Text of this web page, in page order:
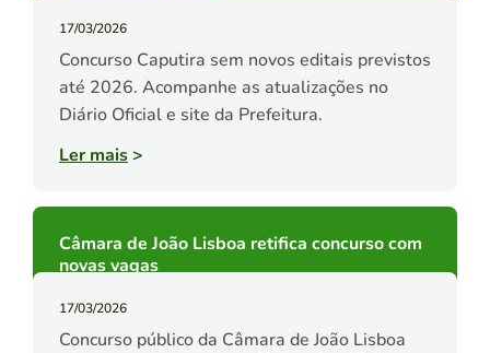
17/03/2026
Concurso Caputira sem novos editais previstos
até 2026. Acompanhe as atualizações no
Diário Oficial e site da Prefeitura.
Ler mais>
Câmara de João Lisboa retifica concurso com
novas vagas
17/03/2026
Concurso público da Câmara de João Lisboa